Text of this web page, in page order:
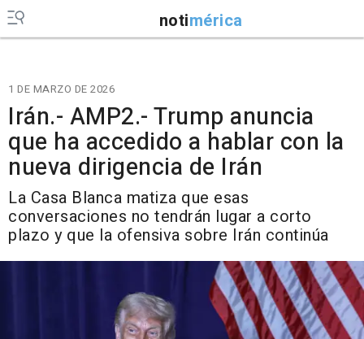
notimérica
1 DE MARZO DE 2026
Irán.- AMP2.- Trump anuncia
que ha accedido a hablar con la
nueva dirigencia de Irán
La Casa Blanca matiza que esas
conversaciones no tendrán lugar a corto
plazo y que la ofensiva sobre Irán continúa